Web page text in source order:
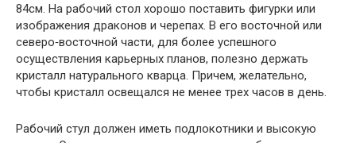
84см. На рабочий стол хорошо поставить фигурки или
изображения драконов и черепах. В его восточной или
северо‑восточной части, для более успешного
осуществления карьерных планов, полезно держать
кристалл натурального кварца. Причем, желательно,
чтобы кристалл освещался не менее трех часов в день.
Рабочий стул должен иметь подлокотники и высокую